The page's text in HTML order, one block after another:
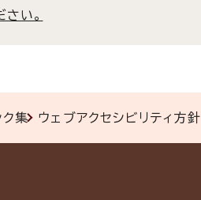
い。
ク集 ウェブアクセシビリティ方針